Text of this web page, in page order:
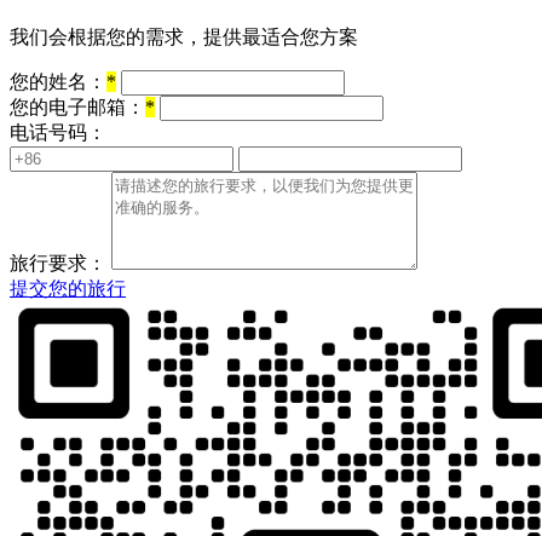
我们会根据您的需求，提供最适合您方案
您的姓名： *
您的电子邮箱： *
电话号码：
旅行要求：
提交您的旅行